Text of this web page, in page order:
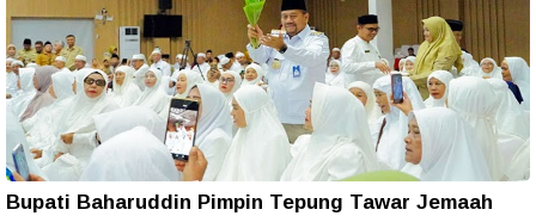
Bupati Baharuddin Pimpin Tepung Tawar Jemaah